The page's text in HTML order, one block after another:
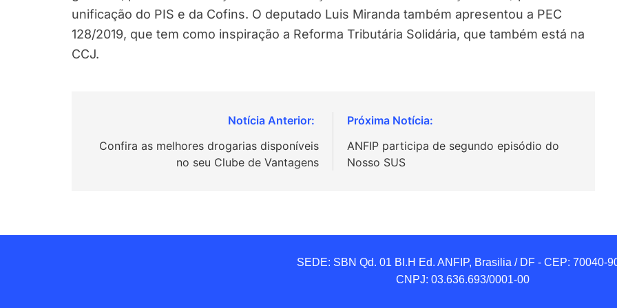
unificação do PIS e da Cofins. O deputado Luis Miranda também apresentou a PEC
128/2019, que tem como inspiração a Reforma Tributária Solidária, que também está na
CCJ.
deConfira as melhores drogarias disponíveis
no seu Clube de Vantagens
ANFIP participa de segundo episódio do
Nosso SUS
SEDE: SBN Qd. 01 BI.H Ed. ANFIP, Brasilia / DF - CEP: 70040-
CNPJ: 03.636.693/0001-00